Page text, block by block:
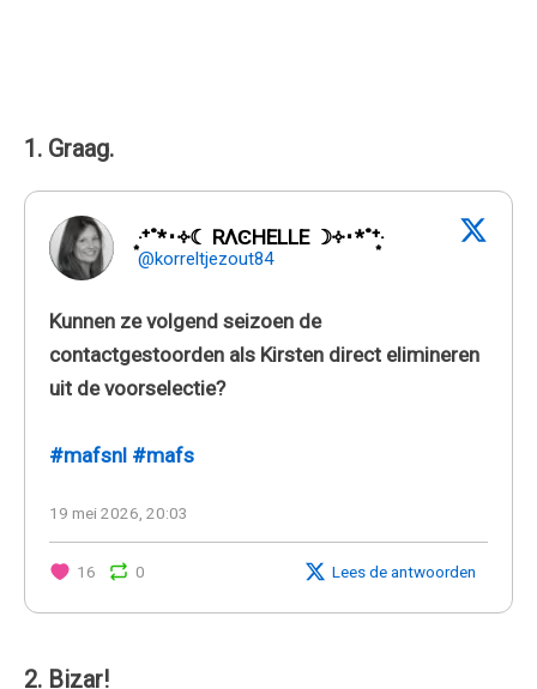
1. Graag.
‧͙⁺˚*･༓☾ RΛϾHELLE ☽༓･*˚⁺‧͙
@korreltjezout84
Kunnen ze volgend seizoen de
contactgestoorden als Kirsten direct elimineren
uit de voorselectie?
#mafsnl #mafs
19 mei 2026, 20:03
16 0 Lees de antwoorden
2. Bizar!